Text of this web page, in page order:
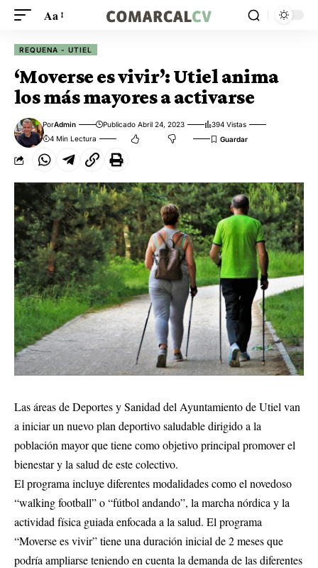
Aa
REQUENA - UTIEL
‘Moverse es vivir’: Utiel anima
los más mayores a activarse
PorAdmin Publicado Abril 24, 2023
394 Vistas
4 Min Lectura
Las áreas de Deportes y Sanidad del Ayuntamiento de Utiel van
a iniciar un nuevo plan deportivo saludable dirigido a la
población mayor que tiene como objetivo principal promover el
bienestar y la salud de este colectivo.
El programa incluye diferentes modalidades como el novedoso
“walking football” o “fútbol andando”, la marcha nórdica y la
actividad física guiada enfocada a la salud. El programa
“Moverse es vivir” tiene una duración inicial de 2 meses que
podría ampliarse teniendo en cuenta la demanda de las diferentes